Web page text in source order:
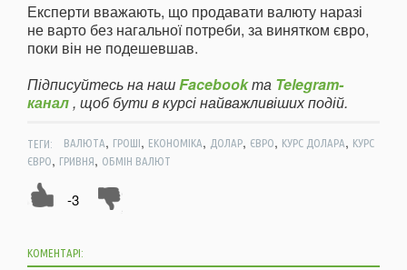
Експерти вважають, що продавати валюту наразі
не варто без нагальної потреби, за винятком євро,
поки він не подешевшав.
Підписуйтесь на нашFacebookта Telegram-
канал, щоб бути в курсі найважливіших подій.
ТЕГИ: ВАЛЮТА, ГРОШІ, ЕКОНОМІКА, ДОЛАР, ЄВРО, КУРС ДОЛАРА, КУРС
ЄВРО, ГРИВНЯ, ОБМІН ВАЛЮТ
-3
КОМЕНТАРІ: